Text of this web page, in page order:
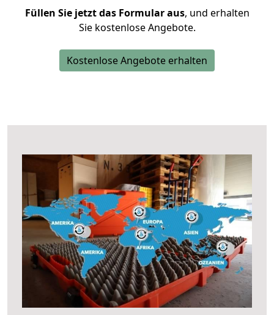
Füllen Sie jetzt das Formular aus, und erhalten
Sie kostenlose Angebote.
Kostenlose Angebote erhalten